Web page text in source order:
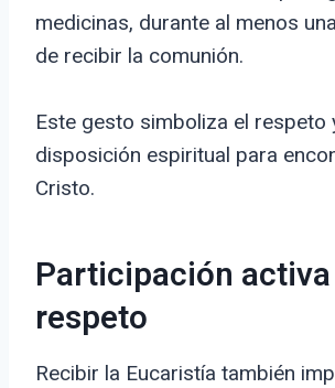
medicinas, durante al menos
de recibir la comunión.
Este gesto simboliza el respeto
disposición espiritual para
Cristo.
Participación
respeto
Recibir la Eucaristía también